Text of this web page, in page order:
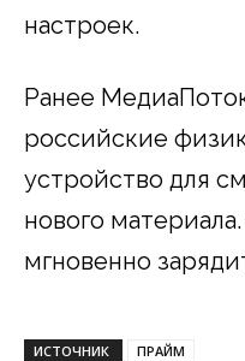
настроек.
Ранее
российские
устройство для
нового
мгновенно
ИСТОЧНИК ПРАЙМ